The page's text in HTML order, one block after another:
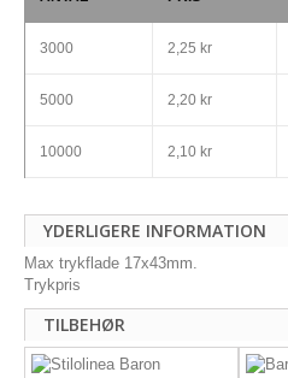
3000 2,25 kr
5000 2,20 kr
10000 2,10 kr
YDERLIGERE INFORMATION
Max trykflade 17x43mm.
Trykpris
TILBEHØR